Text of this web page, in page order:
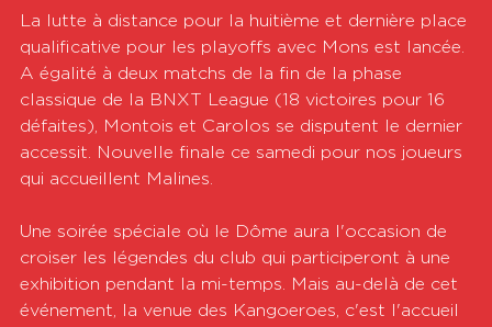
La lutte à distance pour la huitième et dernière place
qualificative pour les playoffs avec Mons est lancée.
A égalité à deux matchs de la fin de la phase
classique de la BNXT League (18 victoires pour 16
défaites), Montois et Carolos se disputent le dernier
accessit. Nouvelle finale ce samedi pour nos joueurs
qui accueillent Malines.
Une soirée spéciale où le Dôme aura l'occasion de
croiser les légendes du club qui participeront à une
exhibition pendant la mi-temps. Mais au-delà de cet
événement, la venue des Kangoeroes, c'est l'accueil